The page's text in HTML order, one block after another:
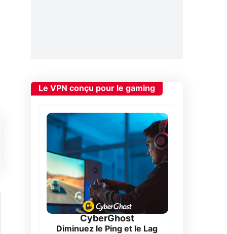
Le VPN conçu pour le gaming
CyberGhost
Diminuez le Ping et le Lag